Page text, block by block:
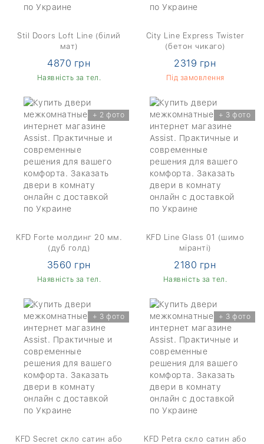
Stil Doors Loft Line (білий
мат)
4870 грн
Наявність за тел.
City Line Express Twister
(бетон чикаго)
2319 грн
Під замовлення
+ 2 фото
KFD Forte молдинг 20 мм.
(дуб голд)
3560 грн
Наявність за тел.
+ 3 фото
KFD Line Glass 01 (шимо
міранті)
2180 грн
Наявність за тел.
+ 3 фото
KFD Secret скло сатин або
+ 3 фото
KFD Petra скло сатин або